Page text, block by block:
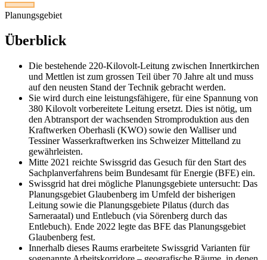
Planungsgebiet
Überblick
Die bestehende 220-Kilovolt-Leitung zwischen Innertkirchen
und Mettlen ist zum grossen Teil über 70 Jahre alt und muss
auf den neusten Stand der Technik gebracht werden.
Sie wird durch eine leistungsfähigere, für eine Spannung von
380 Kilovolt vorbereitete Leitung ersetzt. Dies ist nötig, um
den Abtransport der wachsenden Stromproduktion aus den
Kraftwerken Oberhasli (KWO) sowie den Walliser und
Tessiner Wasserkraftwerken ins Schweizer Mittelland zu
gewährleisten.
Mitte 2021 reichte Swissgrid das Gesuch für den Start des
Sachplanverfahrens beim Bundesamt für Energie (BFE) ein.
Swissgrid hat drei mögliche Planungsgebiete untersucht: Das
Planungsgebiet Glaubenberg im Umfeld der bisherigen
Leitung sowie die Planungsgebiete Pilatus (durch das
Sarneraatal) und Entlebuch (via Sörenberg durch das
Entlebuch). Ende 2022 legte das BFE das Planungsgebiet
Glaubenberg fest.
Innerhalb dieses Raums erarbeitete Swissgrid Varianten für